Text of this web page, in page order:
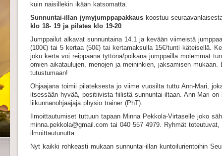
kuin naisillekin ikään katsomatta.
Sunnuntai-illan jymyjumppapakkaus koostuu
klo 18- 19 ja pilates klo 19-20
Jumppailut alkavat sunnuntaina 14.1 ja kevään viimeistä
(100€) tai 5 kertaa (50€) tai kertamaksulla 15€/tunti käteisellä.
joku kerta voi reippaana tyttönä/poikana jumppailla molemmat
omien aikataulujen, menojen ja meininkien, jaksamisen
tutustumaan!
Ohjaajana toimii pilateksesta jo viime vuosilta tuttu Ann-Mari,
itsessään hyvää, positiivista fiilistä sunnuntai-iltaan. Ann-Mari
liikunnanohjaajaja physio trainer (PhT).
Ilmoittautumiset tuttuun tapaan Minna Pekkola-Virtaselle joko
minna.pekkola@gmail.com tai 040 557 4979. Ryhmät
ilmoittautunutta.
Nyt kaikki rohkeasti mukaan sunnuntai-illan kuntoilurientoihin